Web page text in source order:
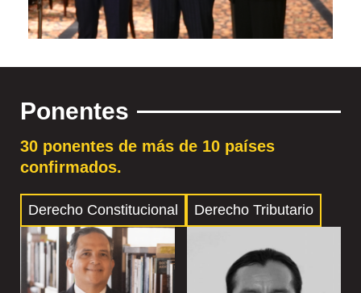
Ponentes
30 ponentes de más de 10 países
confirmados.
Derecho Constitucional Derecho Tributario